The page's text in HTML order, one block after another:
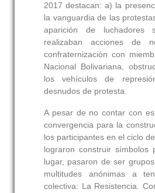
2017 destacan: a) la
la vanguardia de las
aparición de luchadores
realizaban acciones de
confraternización con
Nacional Bolivariana,
los vehículos de
desnudos de protesta.
A pesar de no contar con
convergencia para la
los participantes en el ciclo
lograron construir símbolos
lugar, pasaron de ser
multitudes anónimas a
colectiva: La Resistencia.